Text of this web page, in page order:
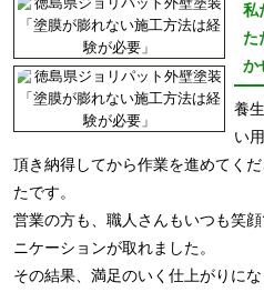
私
た
か
養
い
頂き納得してから作業を進めてく
たです。
営業の方も、職人さんもいつも笑
ニケーションが取れました。
その結果、満足のいく仕上がりにな